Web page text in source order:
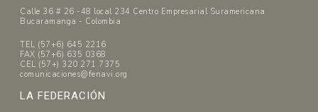
Calle 36 # 26 -48 local 234 Centro Empresarial Suramericana
Bucaramanga - Colombia
TEL (57+6) 645 2216
FAX (57+6) 635 0368
CEL (57+) 320 271 7375
comunicaciones@fenavi.org
LA FEDERACIÓN